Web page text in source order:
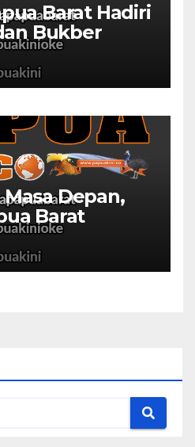
Barat Hadiri
Bukber
RI dan
Depan,
Barat
RKPD 2027